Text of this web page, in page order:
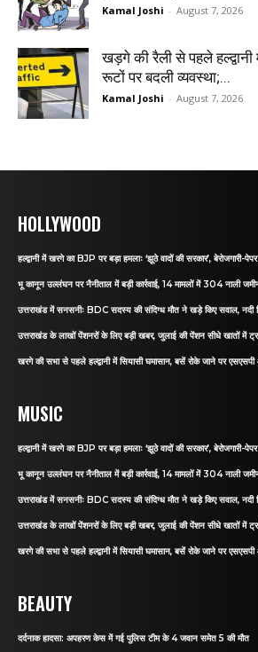
Kamal Joshi - August 7, 2026
खड़गे की रैली से पहले
रूटों पर बदली व्यवस्था;...
Kamal Joshi - August 7, 2026
HOLLYWOOD
हल्द्वानी में खरगे का BJP पर बड़ा हमलाः ‘झूठे वादों की सरकार’, बेरोजगारी-
भू कानून उल्लंघन पर नैनीताल में बड़ी कार्रवाई, 14 मामलों में 304 नाली
उत्तराखंड में सनसनीः BDC सदस्य की संदिग्ध मौत ने खड़े किए सवाल, नदी
उत्तराखंड के लाखों पेंशनरों के लिए बड़ी खबर, जुलाई की पेंशन सीधे खातों में
खरगे की सभा से पहले हल्द्वानी में सियासी घमासान, बसें रोके जाने पर
MUSIC
हल्द्वानी में खरगे का BJP पर बड़ा हमलाः ‘झूठे वादों की सरकार’, बेरोजगारी-
भू कानून उल्लंघन पर नैनीताल में बड़ी कार्रवाई, 14 मामलों में 304 नाली
उत्तराखंड में सनसनीः BDC सदस्य की संदिग्ध मौत ने खड़े किए सवाल, नदी
उत्तराखंड के लाखों पेंशनरों के लिए बड़ी खबर, जुलाई की पेंशन सीधे खातों में
खरगे की सभा से पहले हल्द्वानी में सियासी घमासान, बसें रोके जाने पर
BEAUTY
दर्दनाक हादसा: अपहरण केस में गई पुलिस टीम के 4 जवान समेत 5 की मौत